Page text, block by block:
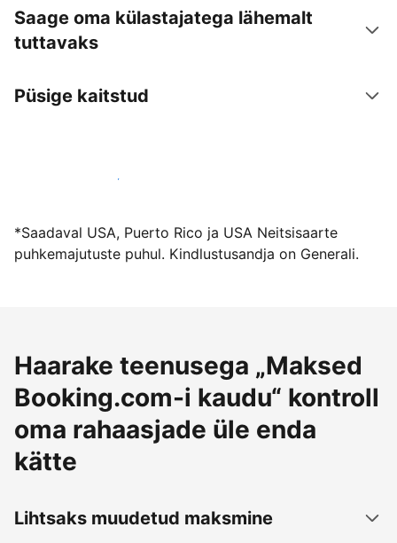
Saage oma külastajatega lähemalt
tuttavaks
Püsige kaitstud
Võõrusta meiega juba täna
*Saadaval USA, Puerto Rico ja USA Neitsisaarte
puhkemajutuste puhul. Kindlustusandja on Generali.
Haarake teenusega „Maksed
Booking.com-i kaudu“ kontroll
oma rahaasjade üle enda
kätte
Lihtsaks muudetud maksmine